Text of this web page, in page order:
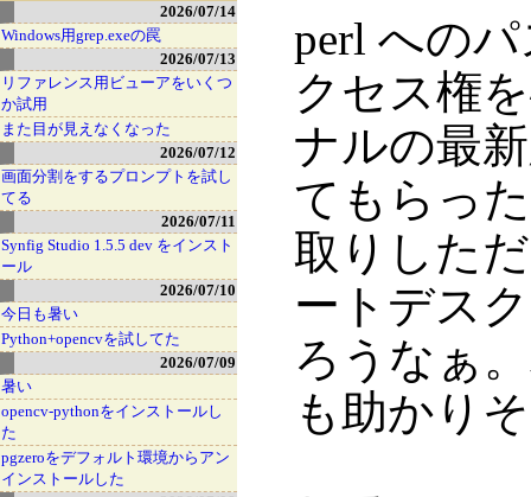
perl への
クセス権
ナルの最
てもらっ
取りした
ートデス
ろうなぁ
も助かり
2026/07/14
Windows用grep.exeの罠
2026/07/13
リファレンス用ビューアをいくつ
か試用
また目が見えなくなった
2026/07/12
画面分割をするプロンプトを試し
てる
2026/07/11
Synfig Studio 1.5.5 dev をインスト
ール
2026/07/10
今日も暑い
Python+opencvを試してた
2026/07/09
暑い
opencv-pythonをインストールし
た
pgzeroをデフォルト環境からアン
インストールした